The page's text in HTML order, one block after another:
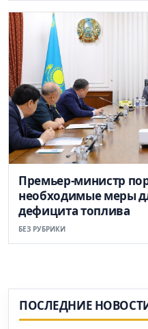
Премьер-министр
необходимые меры
дефицита топлива
БЕЗ РУБРИКИ
ПОСЛЕДНИЕ